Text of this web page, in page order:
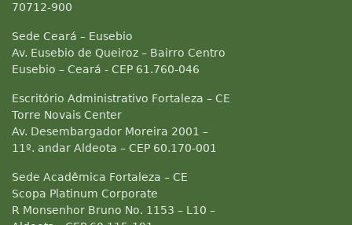
70712-900
Sede Ceará – Eusebio
Av. Eusebio de Queiroz – Bairro Centro
Eusebio – Ceará - CEP 61.760-046
Escritório Administrativo Fortaleza – CE
Torre Novais Center
Av. Desembargador Moreira 2001 –
11º. andar Aldeota – CEP 60.170-001
Sede Acadêmica Fortaleza – CE
Scopa Platinum Corporate
R Monsenhor Bruno No. 1153 – L10 –